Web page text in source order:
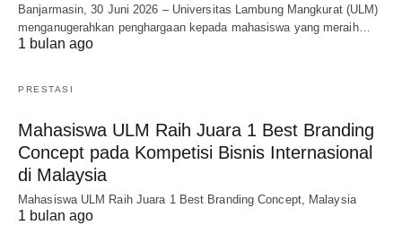
Banjarmasin, 30 Juni 2026 – Universitas Lambung Mangkurat (ULM)
menganugerahkan penghargaan kepada mahasiswa yang meraih…
1 bulan ago
PRESTASI
Mahasiswa ULM Raih Juara 1 Best Branding
Concept pada Kompetisi Bisnis Internasional
di Malaysia
Mahasiswa ULM Raih Juara 1 Best Branding Concept, Malaysia
1 bulan ago